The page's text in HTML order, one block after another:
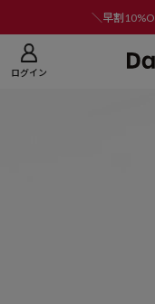
＼早割
ログイン